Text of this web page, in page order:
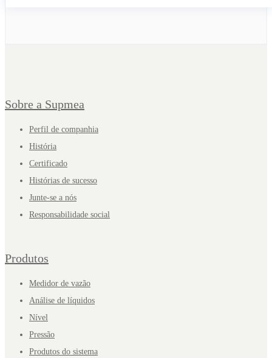
Sobre a Supmea
Perfil de companhia
História
Certificado
Histórias de sucesso
Junte-se a nós
Responsabilidade social
Produtos
Medidor de vazão
Análise de líquidos
Nível
Pressão
Produtos do sistema